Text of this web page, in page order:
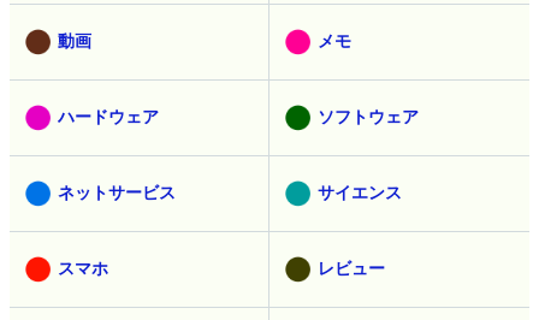
動画 メモ
ハードウェア ソフトウェア
ネットサービス サイエンス
スマホ レビュー